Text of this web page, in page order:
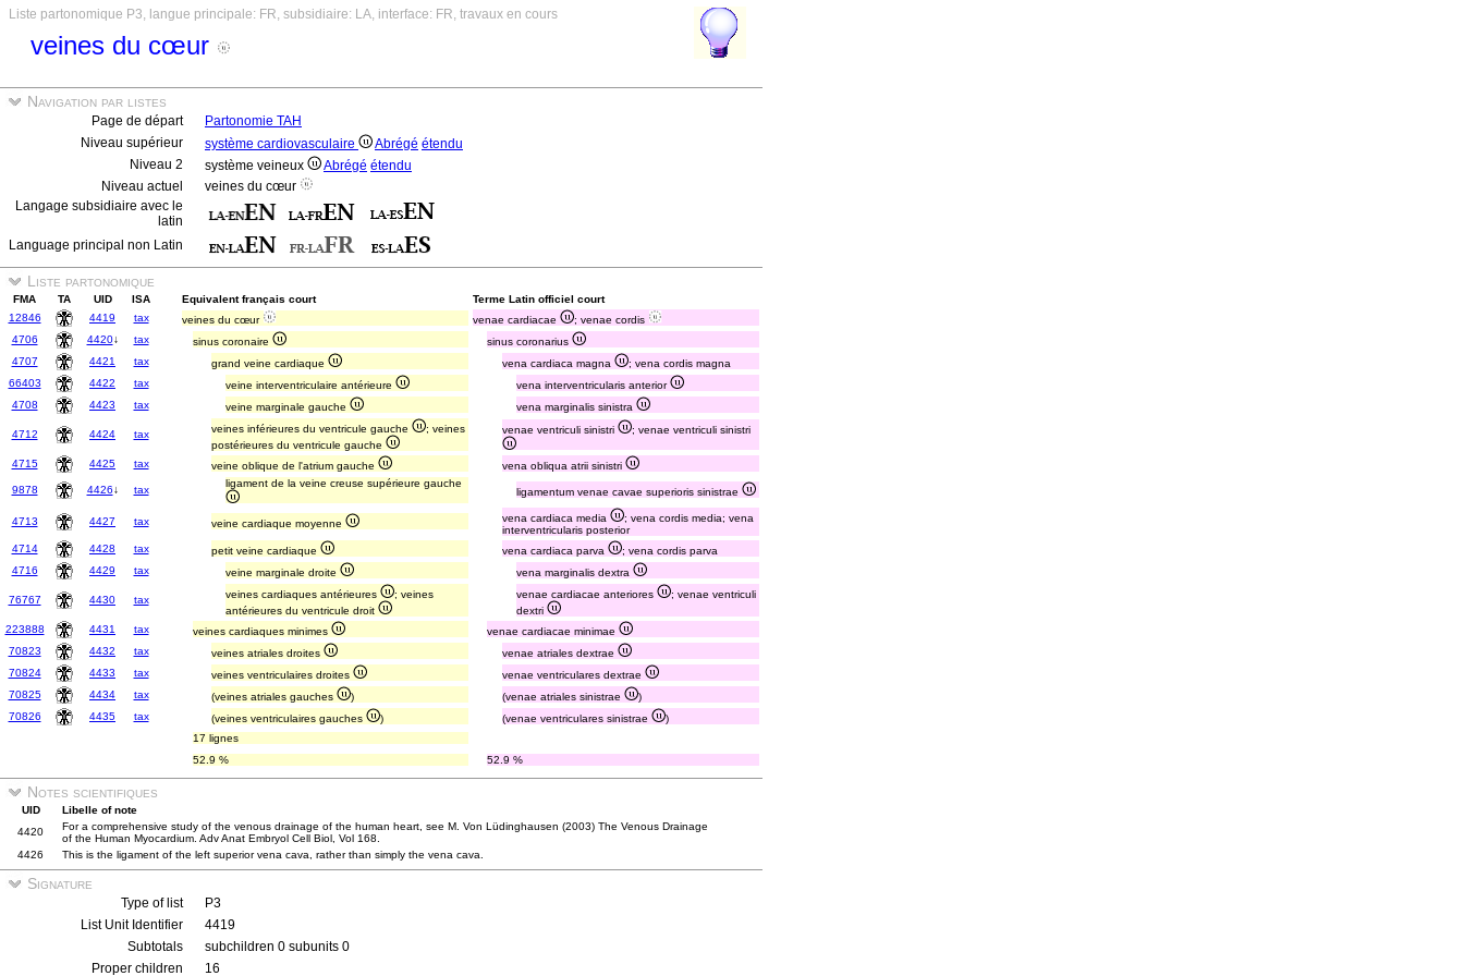
Liste partonomique P3, langue principale: FR, subsidiaire: LA, interface: FR, travaux en cours
veines du cœur
Navigation par listes
Page de départ
Partonomie TAH
Niveau supérieur
système cardiovasculaire Abrégé étendu
Niveau 2
système veineux Abrégé étendu
Niveau actuel
veines du cœur
Langage subsidiaire avec le
latin
Language principal non Latin
Liste partonomique
FMA TA UID ISA Equivalent français court
Terme Latin officiel court
12846
4419 tax veines du cœur venae cardiacae
; venae cordis
4706
4420↓ tax sinus coronaire
sinus coronarius
4707
4421 tax grand veine cardiaque vena cardiaca magna
; vena cordis magna
66403
4422 tax veine interventriculaire antérieure
vena interventricularis anterior
4708
4423 tax veine marginale gauche vena marginalis sinistra
4712 4424 tax veines inférieures du ventricule gauche
; veines
postérieures du ventricule gauche
venae ventriculi sinistri ; venae ventriculi sinistri
4715 4425 tax veine oblique de l'atrium gauche
vena obliqua atrii sinistri
9878
4426↓ tax
ligament de la veine creuse supérieure gauche
ligamentum venae cavae superioris sinistrae
4713 4427 tax veine cardiaque moyenne vena cardiaca media
; vena cordis media; vena
interventricularis posterior
4714
4428 tax petit veine cardiaque vena cardiaca parva
; vena cordis parva
4716
4429 tax veine marginale droite vena marginalis dextra
76767 4430 tax veines cardiaques antérieures
; veines
antérieures du ventricule droit
venae cardiacae anteriores
; venae ventriculi
dextri
223888
4431 tax veines cardiaques minimes
venae cardiacae minimae
70823
4432 tax veines atriales droites
venae atriales dextrae
70824
4433 tax veines ventriculaires droites
venae ventriculares dextrae
70825
4434 tax (veines atriales gauches ) (venae atriales sinistrae
)
70826
4435 tax (veines ventriculaires gauches ) (venae ventriculares sinistrae
)
17 lignes
52.9 %
52.9 %
Notes scientifiques
UID
Libelle of note
4420
For a comprehensive study of the venous drainage of the human heart, see M. Von Lüdinghausen (2003) The Venous Drainage
of the Human Myocardium. Adv Anat Embryol Cell Biol, Vol 168.
4426
This is the ligament of the left superior vena cava, rather than simply the vena cava.
Signature
Type of list
P3
List Unit Identifier
4419
Subtotals
subchildren 0 subunits 0
Proper children
16